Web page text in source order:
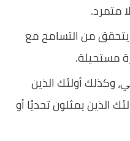
متمرد.
يتحقق من التسامح مع
مستحيلة.
وكذلك أولئك الذين
الذين يمثلون تحديًا أو